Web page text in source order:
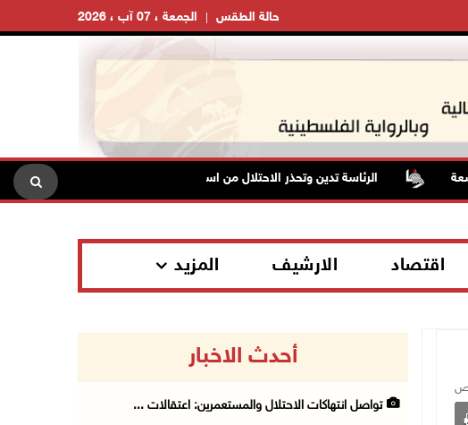
الجمعة ، 07 آب ، 2026 حالة الطقس
الرئاسة تدين وتحذر الاحتلال من استمرار حربه الشاملة على الشعب
اقتصاد الارشيف المزيد
أحدث الاخبار
تواصل انتهاكات الاحتلال والمستعمرين: اعتقالات ...